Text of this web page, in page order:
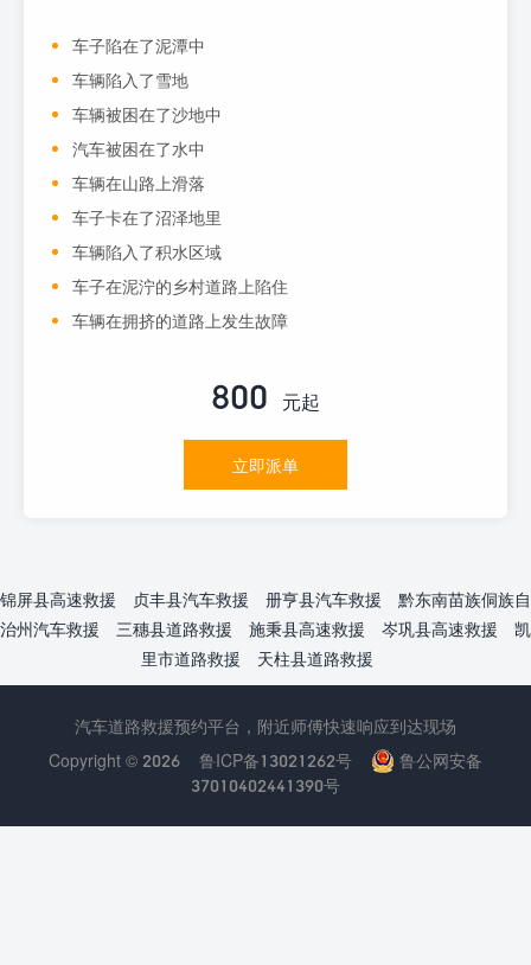
车子陷在了泥潭中
车辆陷入了雪地
车辆被困在了沙地中
汽车被困在了水中
车辆在山路上滑落
车子卡在了沼泽地里
车辆陷入了积水区域
车子在泥泞的乡村道路上陷住
车辆在拥挤的道路上发生故障
800 元起
立即派单
锦屏县高速救援 贞丰县汽车救援 册亨县汽车救援
黔东南苗族侗族自
治州汽车救援
三穗县道路救援 施秉县高速救援 岑巩县高速救援
凯
里市道路救援
天柱县道路救援
汽车道路救援预约平台，附近师傅快速响应到达现场
Copyright © 2026
鲁ICP备13021262号
鲁公网安备
37010402441390号